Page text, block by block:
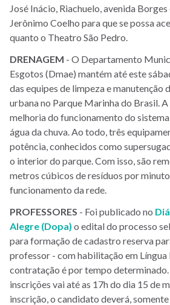
José Inácio, Riachuelo, avenida
Jerônimo Coelho para que se possa
quanto o Theatro São Pedro.
DRENAGEM - O Departamento
Esgotos (Dmae) mantém até este
das equipes de limpeza e manutenção
urbana no Parque Marinha do Brasil.
melhoria do funcionamento do
água da chuva. Ao todo, três
potência, conhecidos como
o interior do parque. Com isso, são
metros cúbicos de resíduos por
funcionamento da rede.
PROFESSORES - Foi publicado no
Alegre (Dopa) o edital do processo
para formação de cadastro reserva
professor - com habilitação em Língua
contratação é por tempo
inscrições vai até as 17h do dia 15 de
inscrição, o candidato deverá,